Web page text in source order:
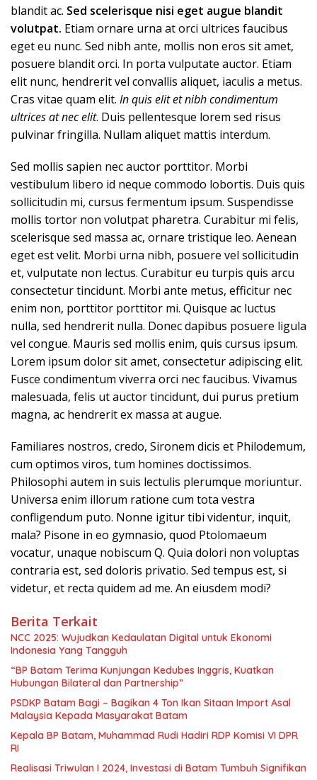
blandit ac. Sed scelerisque nisi eget augue blandit
volutpat. Etiam ornare urna at orci ultrices faucibus
eget eu nunc. Sed nibh ante, mollis non eros sit amet,
posuere blandit orci. In porta vulputate auctor. Etiam
elit nunc, hendrerit vel convallis aliquet, iaculis a metus.
Cras vitae quam elit. In quis elit et nibh condimentum
ultrices at nec elit. Duis pellentesque lorem sed risus
pulvinar fringilla. Nullam aliquet mattis interdum.
Sed mollis sapien nec auctor porttitor. Morbi
vestibulum libero id neque commodo lobortis. Duis quis
sollicitudin mi, cursus fermentum ipsum. Suspendisse
mollis tortor non volutpat pharetra. Curabitur mi felis,
scelerisque sed massa ac, ornare tristique leo. Aenean
eget est velit. Morbi urna nibh, posuere vel sollicitudin
et, vulputate non lectus. Curabitur eu turpis quis arcu
consectetur tincidunt. Morbi ante metus, efficitur nec
enim non, porttitor porttitor mi. Quisque ac luctus
nulla, sed hendrerit nulla. Donec dapibus posuere ligula
vel congue. Mauris sed mollis enim, quis cursus ipsum.
Lorem ipsum dolor sit amet, consectetur adipiscing elit.
Fusce condimentum viverra orci nec faucibus. Vivamus
malesuada, felis ut auctor tincidunt, dui purus pretium
magna, ac hendrerit ex massa at augue.
Familiares nostros, credo, Sironem dicis et Philodemum,
cum optimos viros, tum homines doctissimos.
Philosophi autem in suis lectulis plerumque moriuntur.
Universa enim illorum ratione cum tota vestra
confligendum puto. Nonne igitur tibi videntur, inquit,
mala? Pisone in eo gymnasio, quod Ptolomaeum
vocatur, unaque nobiscum Q. Quia dolori non voluptas
contraria est, sed doloris privatio. Sed tempus est, si
videtur, et recta quidem ad me. An eiusdem modi?
Berita Terkait
NCC 2025: Wujudkan Kedaulatan Digital untuk Ekonomi
Indonesia Yang Tangguh
“BP Batam Terima Kunjungan Kedubes Inggris, Kuatkan
Hubungan Bilateral dan Partnership”
PSDKP Batam Bagi – Bagikan 4 Ton Ikan Sitaan Import Asal
Malaysia Kepada Masyarakat Batam
Kepala BP Batam, Muhammad Rudi Hadiri RDP Komisi VI DPR
RI
Realisasi Triwulan I 2024, Investasi di Batam Tumbuh Signifikan